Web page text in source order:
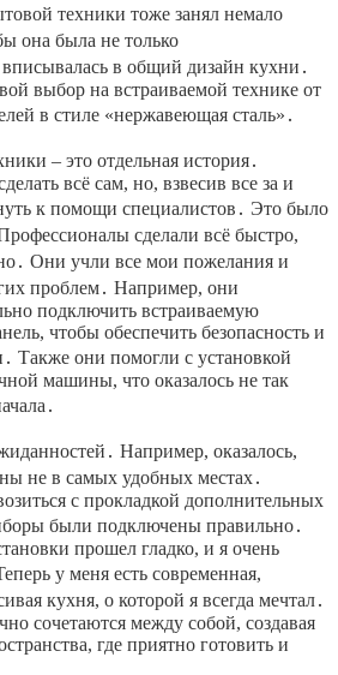
техники тоже занял немало
она была не только
в общий дизайн кухни․
выбор на встраиваемой технике от
в стиле «нержавеющая сталь»․
– это отдельная история․
всё сам, но, взвесив все за и
к помощи специалистов․ Это было
сделали всё быстро,
Они учли все мои пожелания и
проблем․ Например, они
подключить встраиваемую
чтобы обеспечить безопасность и
Также они помогли с установкой
машины, что оказалось не так
Например, оказалось,
не в самых удобных местах․
с прокладкой дополнительных
были подключены правильно․
прошел гладко, и я очень
у меня есть современная,
кухня, о которой я всегда мечтал․
сочетаются между собой, создавая
где приятно готовить и